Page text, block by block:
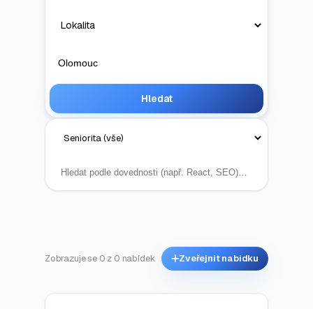
Hledat
Zobrazuje se 0 z 0 nabídek Zveřejnit nabídku